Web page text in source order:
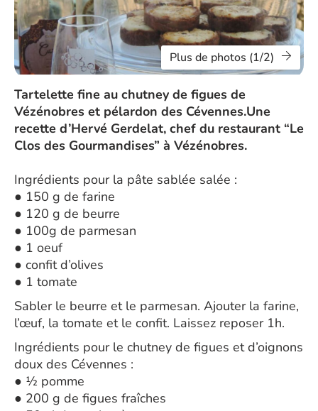
Plus de photos (1/2)
Tartelette fine au chutney de figues de
Vézénobres et pélardon des Cévennes.Une
recette d’Hervé Gerdelat, chef du restaurant “Le
Clos des Gourmandises” à Vézénobres.
Ingrédients pour la pâte sablée salée :
● 150 g de farine
● 120 g de beurre
● 100g de parmesan
● 1 oeuf
● confit d’olives
● 1 tomate
Sabler le beurre et le parmesan. Ajouter la farine,
l’œuf, la tomate et le confit. Laissez reposer 1h.
Ingrédients pour le chutney de figues et d’oignons
doux des Cévennes :
● ½ pomme
● 200 g de figues fraîches